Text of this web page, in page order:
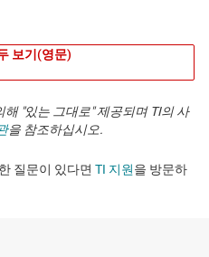
보기(영문)
"있는 그대로" 제공되며 TI의 사
을 참조하십시오.
질문이 있다면 TI 지원을 방문하